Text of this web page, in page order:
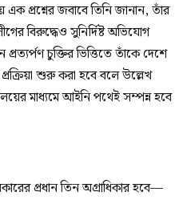
এক প্রশ্নের জবাবে তিনি জানান, তাঁর
বিরুদ্ধেও সুনির্দিষ্ট অভিযোগ
চুক্তির ভিত্তিতে তাঁকে দেশে
শুরু করা হবে বলে উল্লেখ
মাধ্যমে আইনি পথেই সম্পন্ন হবে
প্রধান তিন অগ্রাধিকার হবে—